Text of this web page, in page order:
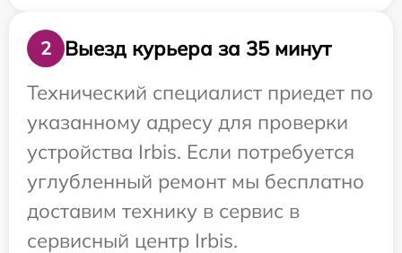
2
Выезд курьера за 35 минут
Технический специалист приедет по
указанному адресу для проверки
устройства Irbis. Если потребуется
углубленный ремонт мы бесплатно
доставим технику в сервис в
сервисный центр Irbis.